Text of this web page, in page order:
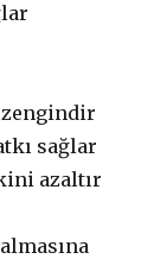
zengindir
sağlar
azaltır